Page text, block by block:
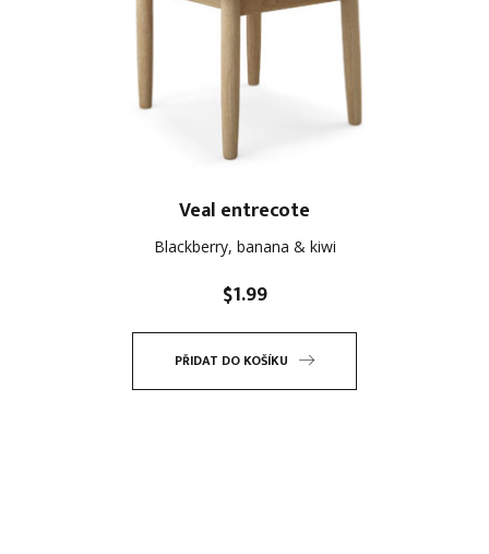
Veal entrecote
Blackberry, banana & kiwi
$1.99
PŘIDAT DO KOŠÍKU